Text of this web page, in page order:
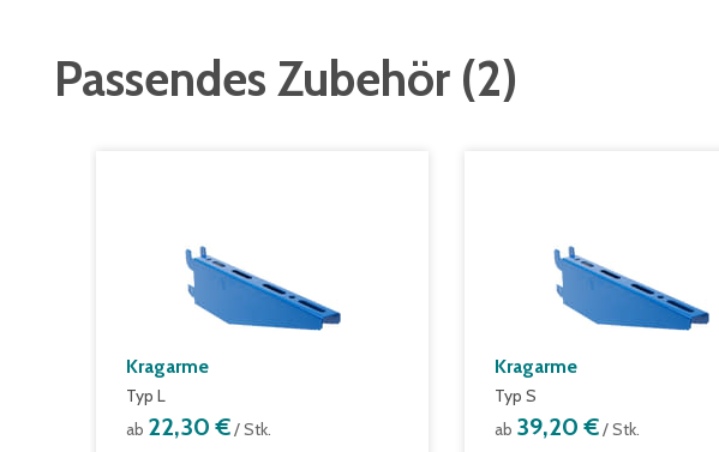
Passendes Zubehör (2)
Kragarme
Typ L
ab 22,30 €/ Stk.
Kragarme
Typ S
ab 39,20 €/ Stk.